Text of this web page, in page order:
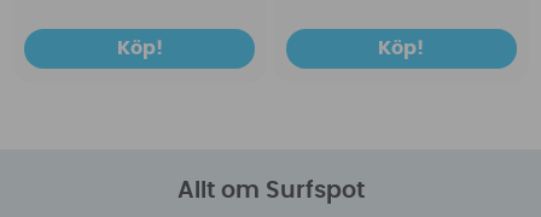
Köp! Köp!
Allt om Surfspot